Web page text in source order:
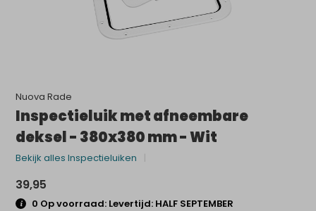
Nuova Rade
Inspectieluik met afneembare
deksel - 380x380 mm - Wit
Bekijk alles Inspectieluiken
39,95
0 Op voorraad: Levertijd: HALF SEPTEMBER